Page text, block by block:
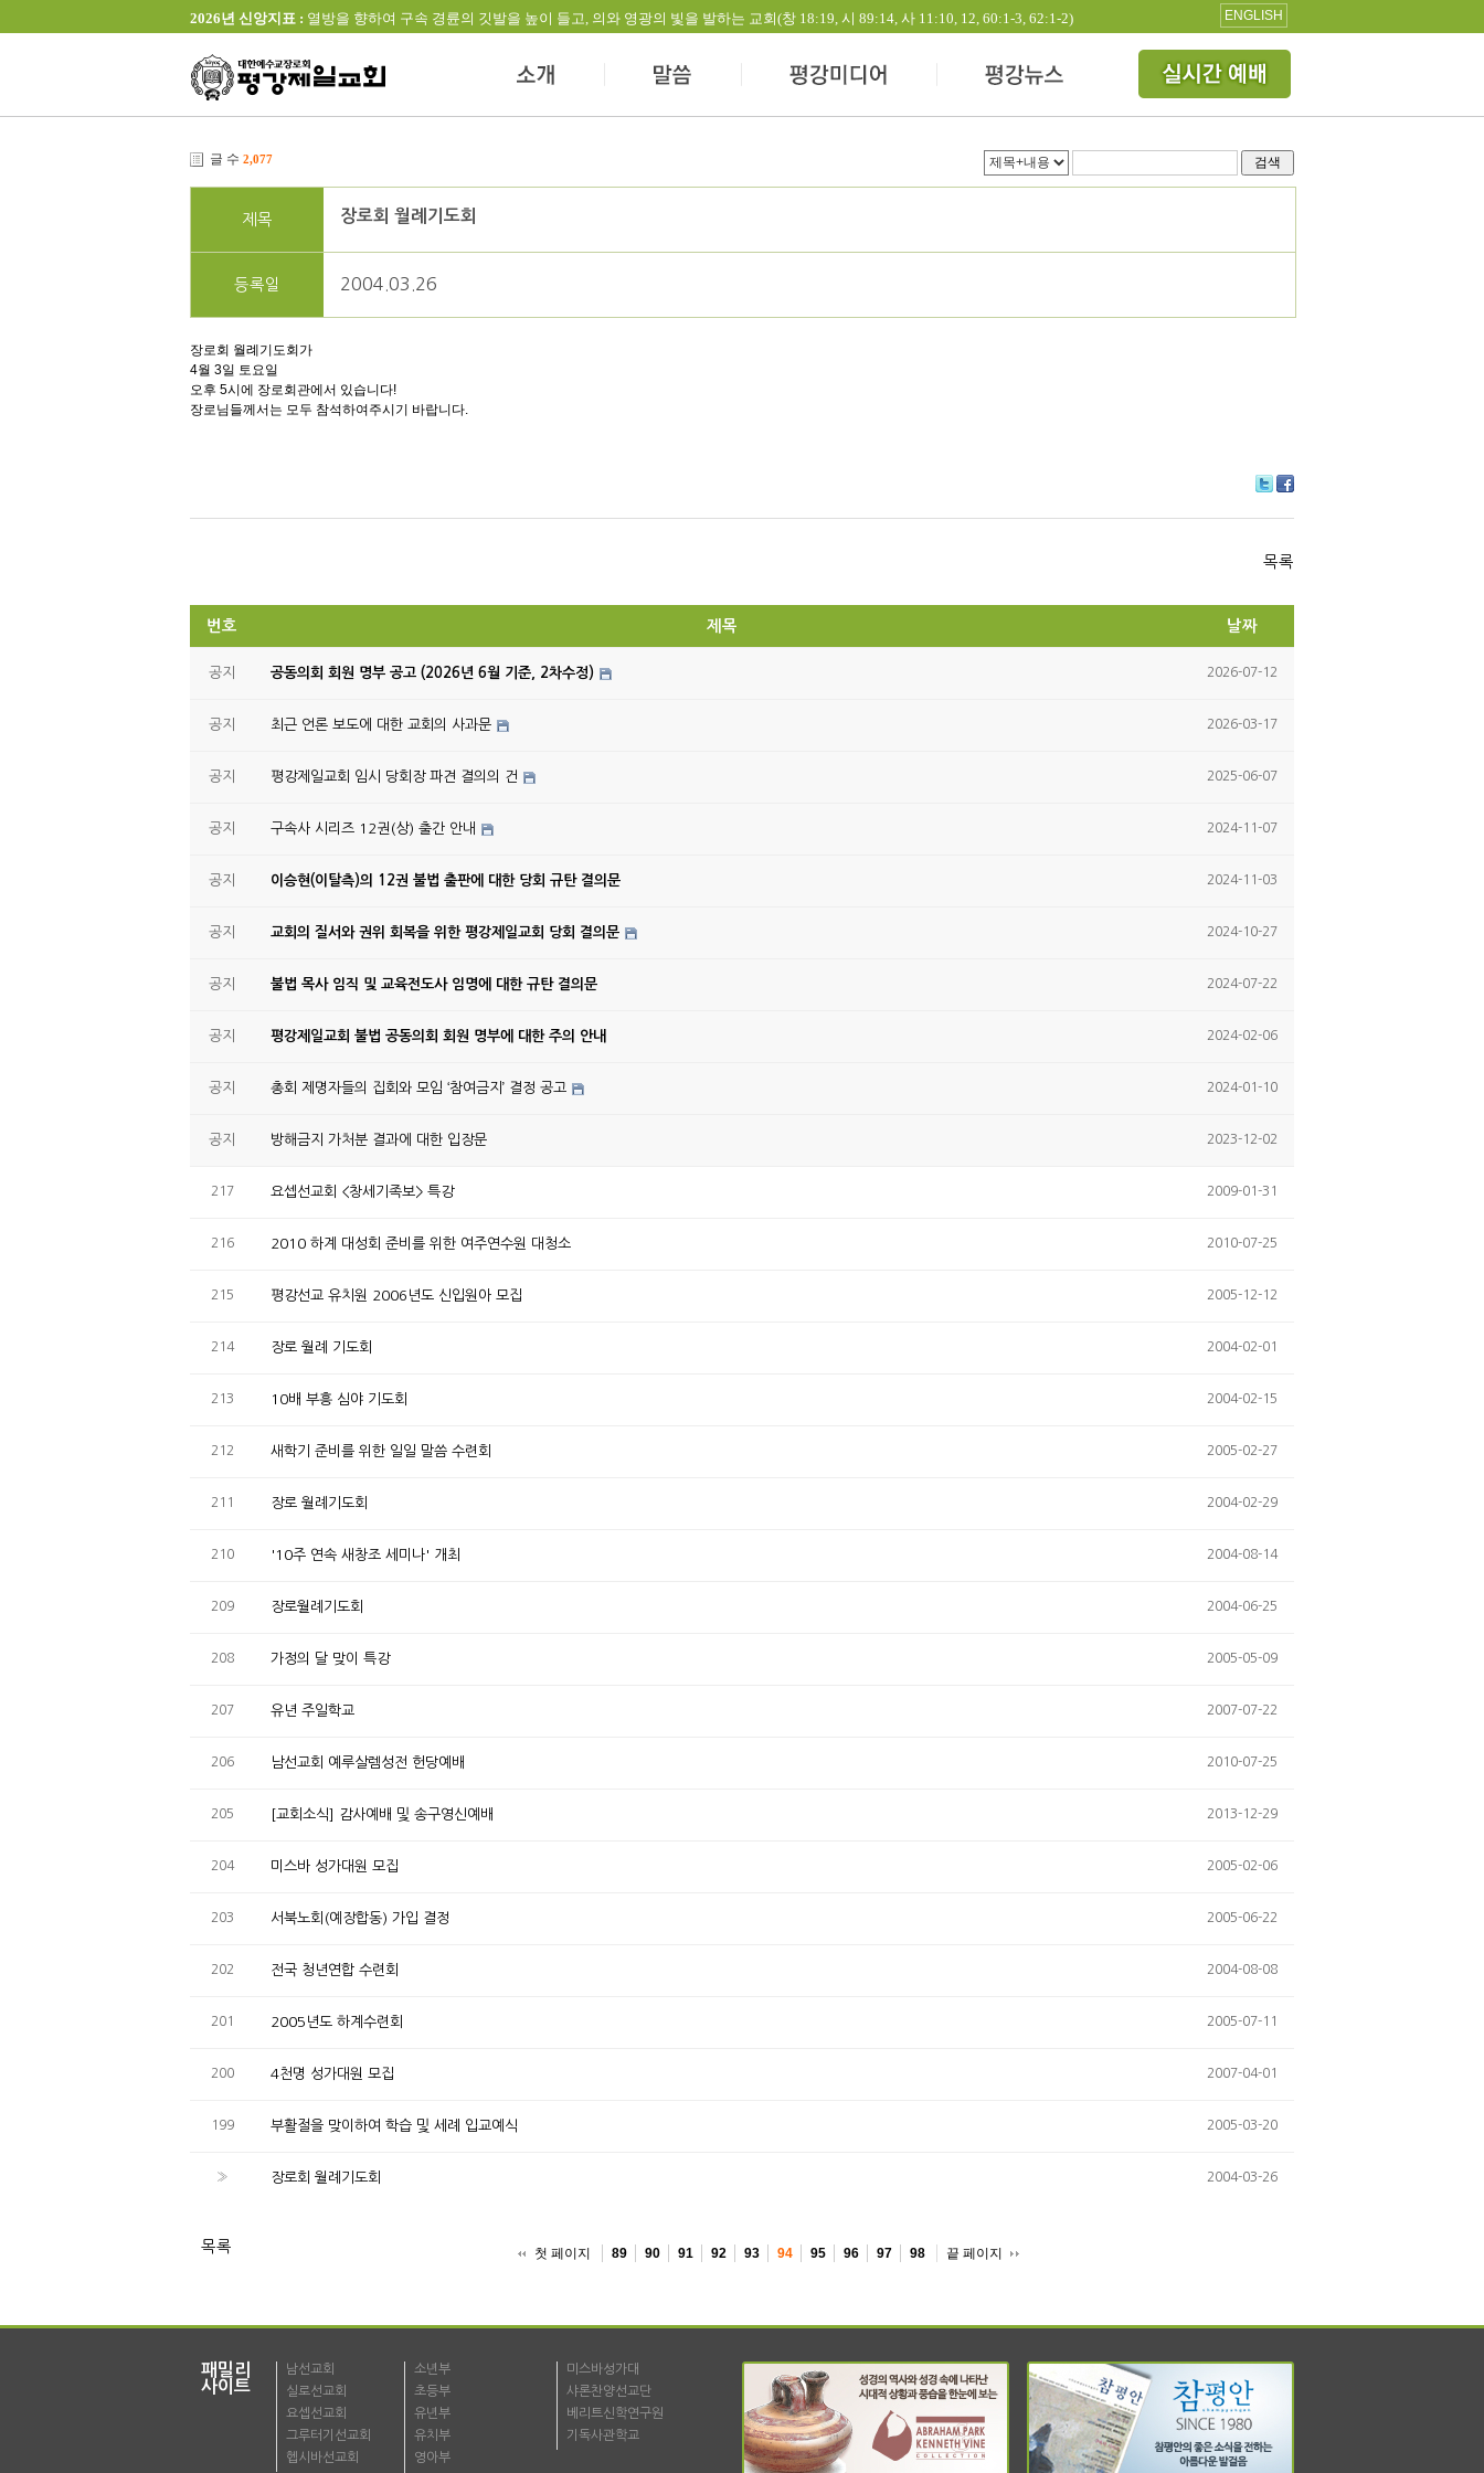
2026년 신앙지표 : 열방을 향하여 구속 경륜의 깃발을 높이 들고, 의와 영광의 빛을 발하는 교회(창 18:19, 시 89:14, 사 11:10, 12, 60:1-3, 62:1-2) ENGLISH
글 수 2,077 검색
제목 장로회 월례기도회
등록일 2004.03.26
장로회 월례기도회가
4월 3일 토요일
오후 5시에 장로회관에서 있습니다!
장로님들께서는 모두 참석하여주시기 바랍니다.
itte ce
ok
목록
번호 제목 날짜
공지 공동의회 회원 명부 공고 (2026년 6월 기준, 2차수정) 2026-07-12
공지 최근 언론 보도에 대한 교회의 사과문 2026-03-17
공지 평강제일교회 임시 당회장 파견 결의의 건 2025-06-07
공지 구속사 시리즈 12권(상) 출간 안내 2024-11-07
공지 이승현(이탈측)의 12권 불법 출판에 대한 당회 규탄 결의문 2024-11-03
공지 교회의 질서와 권위 회복을 위한 평강제일교회 당회 결의문 2024-10-27
공지 불법 목사 임직 및 교육전도사 임명에 대한 규탄 결의문 2024-07-22
공지 평강제일교회 불법 공동의회 회원 명부에 대한 주의 안내 2024-02-06
공지 총회 제명자들의 집회와 모임 ‘참여금지’ 결정 공고 2024-01-10
공지 방해금지 가처분 결과에 대한 입장문 2023-12-02
217 요셉선교회 <창세기족보> 특강 2009-01-31
216 2010 하계 대성회 준비를 위한 여주연수원 대청소 2010-07-25
215 평강선교 유치원 2006년도 신입원아 모집 2005-12-12
214 장로 월례 기도회 2004-02-01
213 10배 부흥 심야 기도회 2004-02-15
212 새학기 준비를 위한 일일 말씀 수련회 2005-02-27
211 장로 월례기도회 2004-02-29
210 '10주 연속 새창조 세미나' 개최 2004-08-14
209 장로월례기도회 2004-06-25
208 가정의 달 맞이 특강 2005-05-09
207 유년 주일학교 2007-07-22
206 남선교회 예루살렘성전 헌당예배 2010-07-25
205 [교회소식] 감사예배 및 송구영신예배 2013-12-29
204 미스바 성가대원 모집 2005-02-06
203 서북노회(예장합동) 가입 결정 2005-06-22
202 전국 청년연합 수련회 2004-08-08
201 2005년도 하계수련회 2005-07-11
200 4천명 성가대원 모집 2007-04-01
199 부활절을 맞이하여 학습 및 세례 입교예식 2005-03-20
» 장로회 월례기도회 2004-03-26
목록 첫 페이지 89 90 91 92 93 94 95 96 97 98 끝 페이지
패밀리
사이트
남선교회
실로선교회
요셉선교회
그루터기선교회
헵시바선교회
소년부
초등부
유년부
유치부
영아부
미스바성가대
샤론찬양선교단
베리트신학연구원
기독사관학교